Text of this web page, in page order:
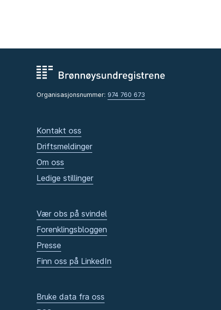
Organisasjonsnummer: 974 760 673
Kontakt oss
Driftsmeldinger
Om oss
Ledige stillinger
Vær obs på svindel
Forenklingsbloggen
Presse
Finn oss på LinkedIn
Bruke data fra oss